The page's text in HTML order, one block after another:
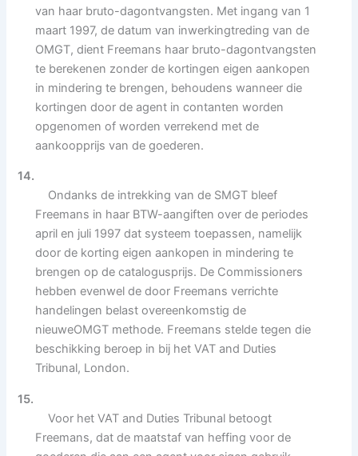
van haar bruto-dagontvangsten. Met ingang van 1
maart 1997, de datum van inwerkingtreding van de
OMGT, dient Freemans haar bruto-dagontvangsten
te berekenen zonder de kortingen eigen aankopen
in mindering te brengen, behoudens wanneer die
kortingen door de agent in contanten worden
opgenomen of worden verrekend met de
aankoopprijs van de goederen.
14.
Ondanks de intrekking van de SMGT bleef
Freemans in haar BTW-aangiften over de periodes
april en juli 1997 dat systeem toepassen, namelijk
door de korting eigen aankopen in mindering te
brengen op de catalogusprijs. De Commissioners
hebben evenwel de door Freemans verrichte
handelingen belast overeenkomstig de
nieuweOMGT methode. Freemans stelde tegen die
beschikking beroep in bij het VAT and Duties
Tribunal, London.
15.
Voor het VAT and Duties Tribunal betoogt
Freemans, dat de maatstaf van heffing voor de